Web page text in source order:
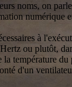
noms, on
numérique
à
ou plutôt,
température
d'un